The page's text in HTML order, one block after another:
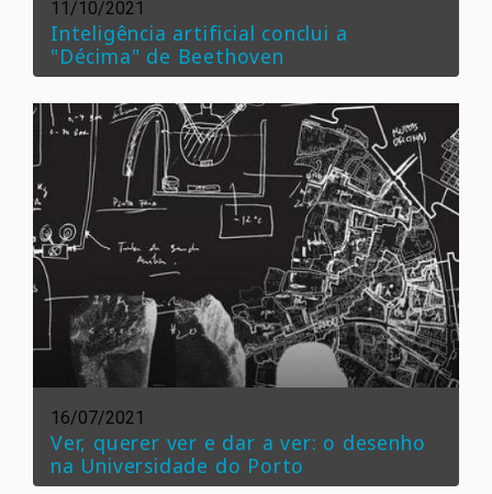
11/10/2021
Inteligência artificial conclui a
"Décima" de Beethoven
16/07/2021
Ver, querer ver e dar a ver: o desenho
na Universidade do Porto